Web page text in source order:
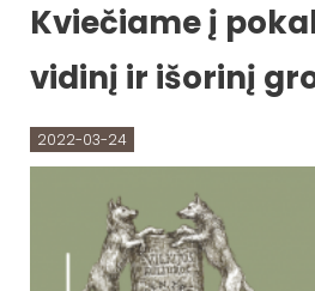
Kviečiame į
vidinį ir išorinį
2022-03-24